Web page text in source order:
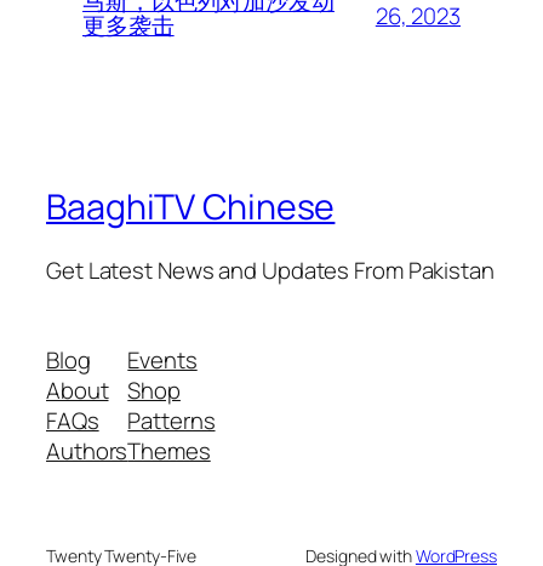
更多袭击
26, 2023
BaaghiTV Chinese
Get Latest News and Updates From Pakistan
Blog
About
FAQs
Authors
Events
Shop
Patterns
Themes
Twenty Twenty-Five Designed withWordPress